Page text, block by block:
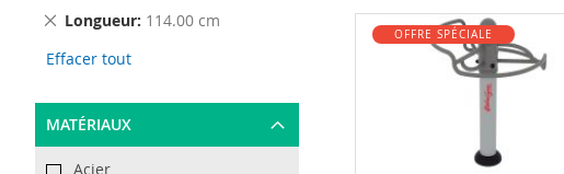
OFFRE SPÉCIALE
Longueur 114.00 cm
Remove
Item
Effacer tout
MATÉRIAUX
Acier